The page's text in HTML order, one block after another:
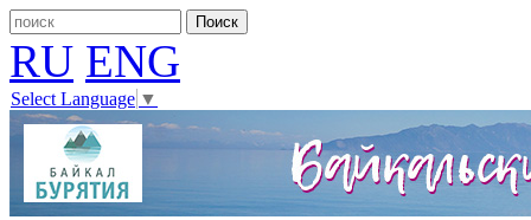
RU ENG
Select Language ▼